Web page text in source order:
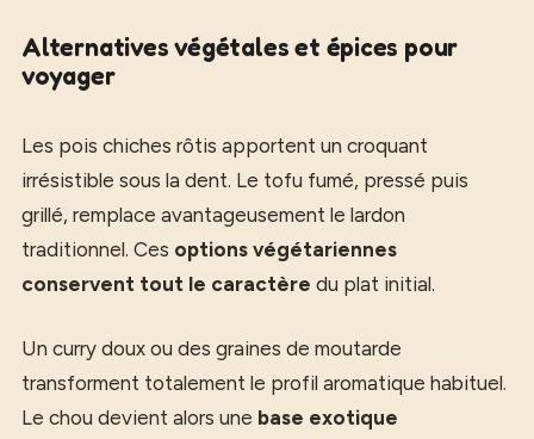
Alternatives végétales et épices pour
voyager
Les pois chiches rôtis apportent un croquant
irrésistible sous la dent. Le tofu fumé, pressé puis
grillé, remplace avantageusement le lardon
traditionnel. Ces options végétariennes
conservent tout le caractère du plat initial.
Un curry doux ou des graines de moutarde
transforment totalement le profil aromatique habituel.
Le chou devient alors une base exotique